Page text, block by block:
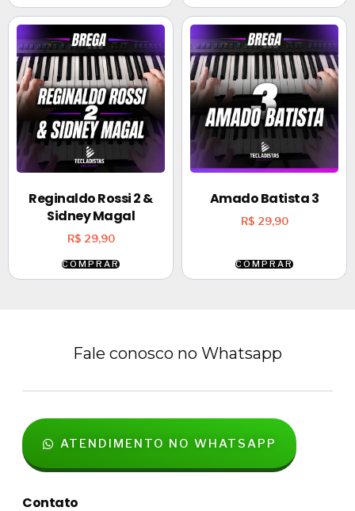
Reginaldo Rossi 2 &
Sidney Magal
R$ 29,90
COMPRAR
Amado Batista 3
R$ 29,90
COMPRAR
Fale conosco no Whatsapp
ATENDIMENTO NO WHATSAPP
Contato